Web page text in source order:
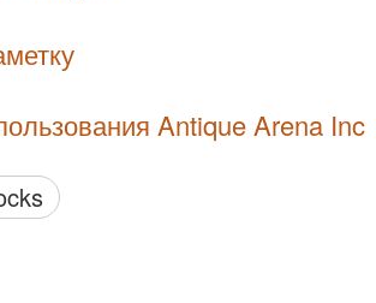
Antique Arena Inc